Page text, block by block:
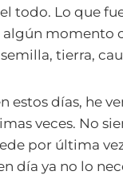
todo. Lo que
algún momento
tierra,
estos días, he
veces. No
por última
día ya no lo